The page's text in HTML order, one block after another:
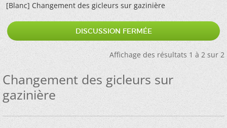
[Blanc]Changement des gicleurs sur gazinière
DISCUSSION FERMÉE
Affichage des résultats 1 à 2 sur 2
Changement des gicleurs sur
gazinière